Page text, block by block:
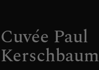
Cuvée Paul
Kerschbaum